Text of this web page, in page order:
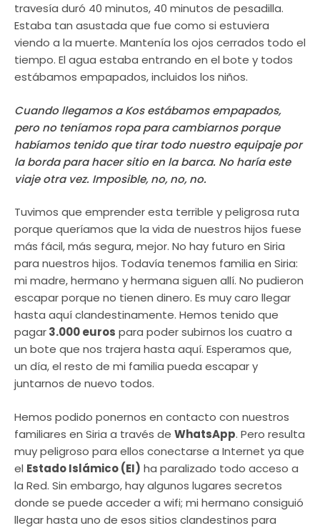
travesía duró 40 minutos, 40 minutos de pesadilla.
Estaba tan asustada que fue como si estuviera
viendo a la muerte. Mantenía los ojos cerrados todo el
tiempo. El agua estaba entrando en el bote y todos
estábamos empapados, incluidos los niños.
Cuando llegamos a Kos estábamos empapados,
pero no teníamos ropa para cambiarnos porque
habíamos tenido que tirar todo nuestro equipaje por
la borda para hacer sitio en la barca. No haría este
viaje otra vez. Imposible, no, no, no.
Tuvimos que emprender esta terrible y peligrosa ruta
porque queríamos que la vida de nuestros hijos fuese
más fácil, más segura, mejor. No hay futuro en Siria
para nuestros hijos. Todavía tenemos familia en Siria:
mi madre, hermano y hermana siguen allí. No pudieron
escapar porque no tienen dinero. Es muy caro llegar
hasta aquí clandestinamente. Hemos tenido que
pagar3.000 euros para poder subirnos los cuatro a
un bote que nos trajera hasta aquí. Esperamos que,
un día, el resto de mi familia pueda escapar y
juntarnos de nuevo todos.
Hemos podido ponernos en contacto con nuestros
familiares en Siria a través de WhatsApp. Pero resulta
muy peligroso para ellos conectarse a Internet ya que
el Estado Islámico (EI) ha paralizado todo acceso a
la Red. Sin embargo, hay algunos lugares secretos
donde se puede acceder a wifi; mi hermano consiguió
llegar hasta uno de esos sitios clandestinos para